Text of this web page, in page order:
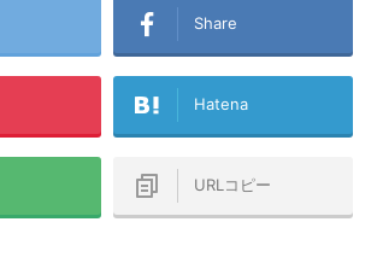
Share
Hatena
URLコピー